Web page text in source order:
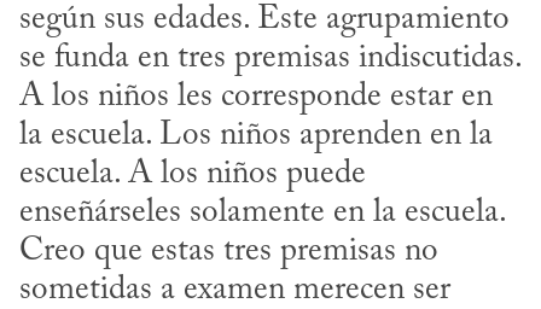
según sus edades. Este agrupamiento
se funda en tres premisas indiscutidas.
A los niños les corresponde estar en
la escuela. Los niños aprenden en la
escuela. A los niños puede
enseñárseles solamente en la escuela.
Creo que estas tres premisas no
sometidas a examen merecen ser